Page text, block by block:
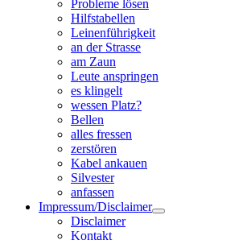
Probleme lösen
Hilfstabellen
Leinenführigkeit
an der Strasse
am Zaun
Leute anspringen
es klingelt
wessen Platz?
Bellen
alles fressen
zerstören
Kabel ankauen
Silvester
anfassen
Impressum/Disclaimer
Disclaimer
Kontakt